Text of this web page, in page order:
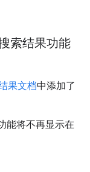
索结果功能
果文档中添加了
能将不再显示在